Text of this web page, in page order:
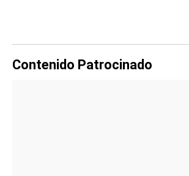
Contenido Patrocinado